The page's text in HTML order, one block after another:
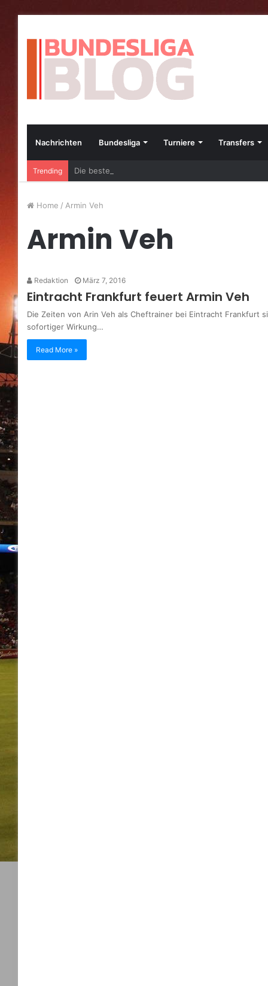
Nachrichten Bundesliga Turniere Transfers
Trending Die besten Bundesliga-Transfers im Jahr 2023
Home / Armin Veh
Armin Veh
Redaktion März 7, 2016
Eintracht Frankfurt feuert Armin Veh
Die Zeiten von Arin Veh als Cheftrainer bei Eintracht Frankfurt
sofortiger Wirkung…
Read More »